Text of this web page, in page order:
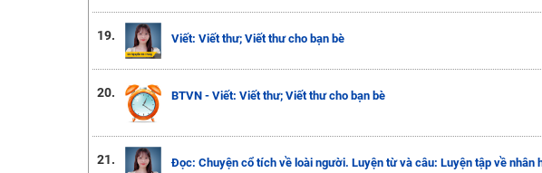
19. Viết: Viết thư; Viết thư cho bạn bè
20. BTVN - Viết: Viết thư; Viết thư cho bạn bè
21. Đọc: Chuyện cổ tích về loài người. Luyện từ và câu: Luyện tập về nhân